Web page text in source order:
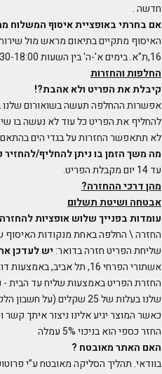
חדשה .
אם בחרתי באופציית איסוף המשלוח
האיסוף מתקיים בתיאום מראש מול
16,ת"א. בימים א'-ה' בין השעות 09:30-18:00 או ב Liky's Studio בכתובת: התערוכה 3, מבנה 2א' ת"א.
החלפות והחזרות
קיבלת את הפריט ולא אהבת?!
להחליף את הפריט כל עוד לא נעשה בו
לא תתאפשר החזרות על בגדי הים
מה משך הזמן בו ניתן להחליף/להחזיר
עד 14 יום מקבלת הפריט.
מהן דרכי ההחזרה?
אבטחה ושיטת תשלום
עומדות בפנייך שלוש אופציות
החזרה \ החלפה באחת מנקודות האיסוף
שליחת הפריט חזרה בדואר:יש לעדכן
אשתורי הפרחי 16, תל אביב, באמצעות דואר ישראל ובכפוף לדרישת תשלום מדואר ישראל
החזרת הפריט באמצעות שליח עד הבית -
שלנו בעלות של 25 שקלים (על חשבון הלקוח).
כאשר המוצר יגיע אלינו ניצור איתך קשר
החזר כספי הוא בניכוי 5% עמלה
האם האתר מאובטח ?